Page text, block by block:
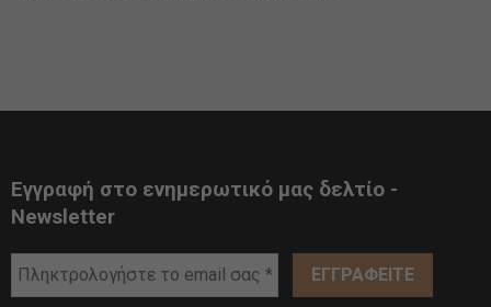
Εγγραφή στο ενημερωτικό μας δελτίο -
Newsletter